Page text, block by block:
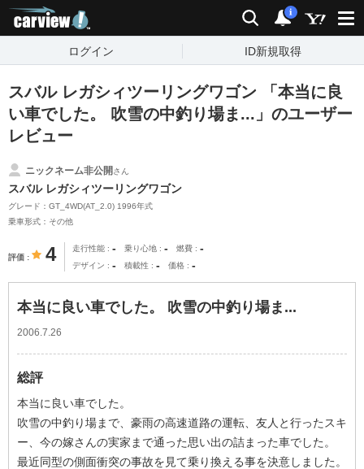
検索 通知
i
ログイン ID新規取得
スバル レガシィツーリングワゴン 「本当に良
い車でした。 吹雪の中釣り場ま...」のユーザー
レビュー
ニックネーム非公開さん
スバル レガシィツーリングワゴン
グレード：GT_4WD(AT_2.0) 1996年式
乗車形式：その他
評価 4 走行性能 - 乗り心地 - 燃費 -
デザイン - 積載性 - 価格 -
本当に良い車でした。 吹雪の中釣り場ま...
2006.7.26
総評
本当に良い車でした。
吹雪の中釣り場まで、豪雨の高速道路の運転、友人と行ったスキ
ー、今の嫁さんの実家まで通った思い出の詰まった車でした。
最近同型の側面衝突の事故を見て乗り換える事を決意しました。